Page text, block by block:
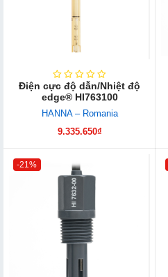
Điện cực độ dẫn/Nhiệt độ
edge® HI763100
HANNA – Romania
9.335.650₫
-21%